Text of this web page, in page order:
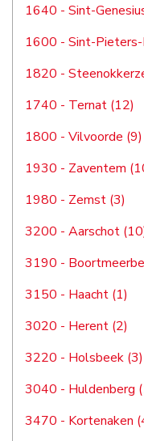
1640 - Sint-
1600 - Sint-
1820 -
1740 - Ternat (12)
1800 - Vilvoorde (9)
1930 - Zaventem
1980 - Zemst (3)
3200 - Aarschot
3190 -
3150 - Haacht (1)
3020 - Herent (2)
3220 - Holsbeek (3)
3040 - Huldenberg
3470 - Kortenaken